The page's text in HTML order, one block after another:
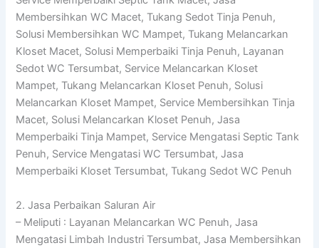
Membersihkan WC Macet, Tukang Sedot Tinja Penuh,
Solusi Membersihkan WC Mampet, Tukang Melancarkan
Kloset Macet, Solusi Memperbaiki Tinja Penuh, Layanan
Sedot WC Tersumbat, Service Melancarkan Kloset
Mampet, Tukang Melancarkan Kloset Penuh, Solusi
Melancarkan Kloset Mampet, Service Membersihkan Tinja
Macet, Solusi Melancarkan Kloset Penuh, Jasa
Memperbaiki Tinja Mampet, Service Mengatasi Septic Tank
Penuh, Service Mengatasi WC Tersumbat, Jasa
Memperbaiki Kloset Tersumbat, Tukang Sedot WC Penuh
2. Jasa Perbaikan Saluran Air
– Meliputi : Layanan Melancarkan WC Penuh, Jasa
Mengatasi Limbah Industri Tersumbat, Jasa Membersihkan